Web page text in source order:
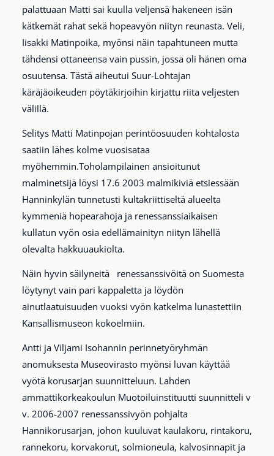
palattuaan Matti sai kuulla veljensä hakeneen isän
kätkemät rahat sekä hopeavyön niityn reunasta. Veli,
Iisakki Matinpoika, myönsi näin tapahtuneen mutta
tähdensi ottaneensa vain pussin, jossa oli hänen oma
osuutensa. Tästä aiheutui Suur-Lohtajan
käräjäoikeuden pöytäkirjoihin kirjattu riita veljesten
välillä.
Selitys Matti Matinpojan perintöosuuden kohtalosta
saatiin lähes kolme vuosisataa
myöhemmin.Toholampilainen ansioitunut
malminetsijä löysi 17.6 2003 malmikiviä etsiessään
Hanninkylän tunnetusti kultakriittiseltä alueelta
kymmeniä hopearahoja ja renessanssiaikaisen
kullatun vyön osia edellämainityn niityn lähellä
olevalta hakkuuaukiolta.
Näin hyvin säilyneitä renessanssivöitä on Suomesta
löytynyt vain pari kappaletta ja löydön
ainutlaatuisuuden vuoksi vyön katkelma lunastettiin
Kansallismuseon kokoelmiin.
Antti ja Viljami Isohannin perinnetyöryhmän
anomuksesta Museovirasto myönsi luvan käyttää
vyötä korusarjan suunnitteluun. Lahden
ammattikorkeakoulun Muotoiluinstituutti suunnitteli v
v. 2006-2007 renessanssivyön pohjalta
Hannikorusarjan, johon kuuluvat kaulakoru, rintakoru,
rannekoru, korvakorut, solmioneula, kalvosinnapit ja